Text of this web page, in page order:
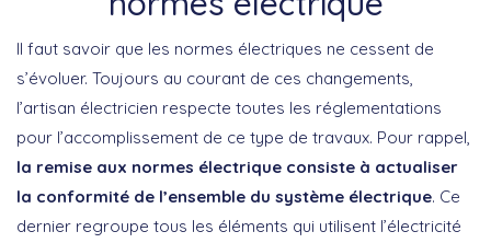
Il faut savoir que les normes électriques ne cessent de
s’évoluer. Toujours au courant de ces changements,
l’artisan électricien respecte toutes les réglementations
pour l’accomplissement de ce type de travaux. Pour rappel,
la remise aux normes électrique consiste à actualiser
la conformité de l’ensemble du système électrique. Ce
dernier regroupe tous les éléments qui utilisent l’électricité